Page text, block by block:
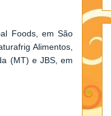
Foods, em São
Alimentos,
(MT) e JBS, em